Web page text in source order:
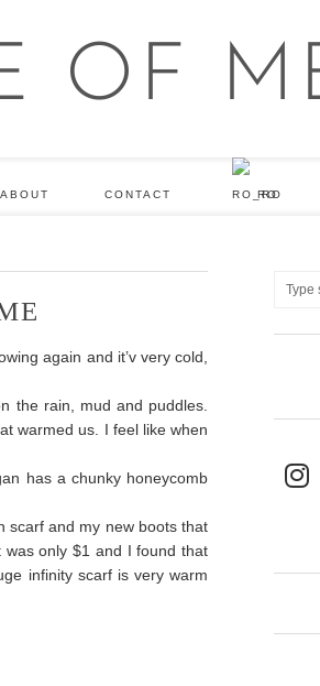
ABOUT CONTACT RO
again and it’v very cold,
the rain, mud and puddles.
warmed us. I feel like when
has a chunky honeycomb
scarf and my new boots that
only $1 and I found that
infinity scarf is very warm